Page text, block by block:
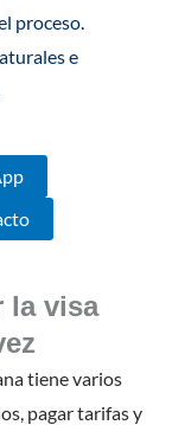
proceso.
e
la visa
tiene varios
pagar tarifas y